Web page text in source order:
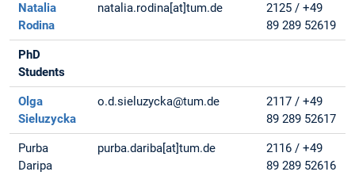
Natalia
Rodina
natalia.rodina[at]tum.de
2125 / +49
89 289 52619
PhD
Students
Olga
Sieluzycka
o.d.sieluzycka@tum.de
2117 / +49
89 289 52617
Purba
Daripa
purba.dariba[at]tum.de
2116 / +49
89 289 52616